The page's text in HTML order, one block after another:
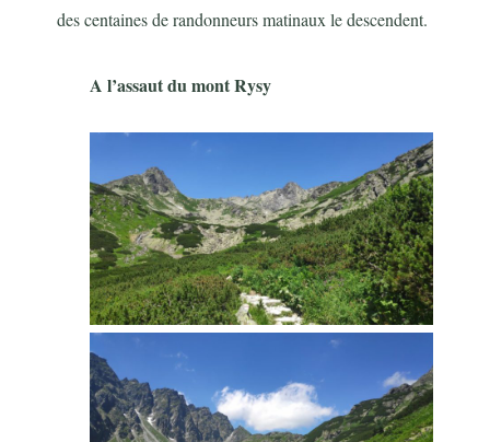
des centaines de randonneurs matinaux le descendent.
A l’assaut du mont Rysy